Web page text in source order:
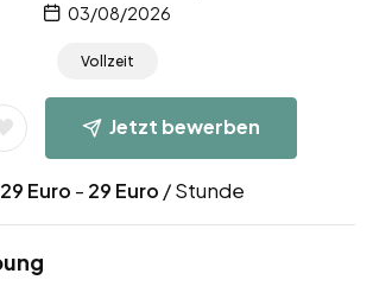
03/08/2026
Vollzeit
Jetzt bewerben
29 Euro - 29 Euro / Stunde